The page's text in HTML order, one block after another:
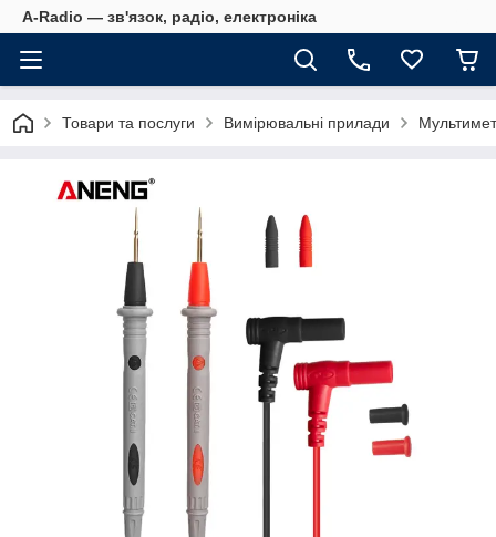
A-Radio — зв'язок, радіо, електроніка
Товари та послуги Вимірювальні прилади